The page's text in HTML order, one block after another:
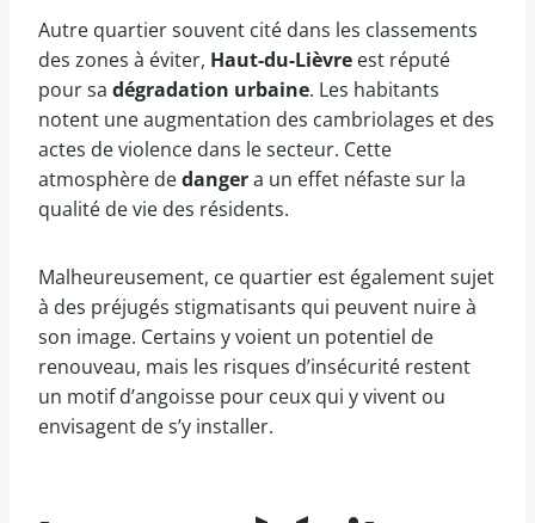
Autre quartier souvent cité dans les classements
des zones à éviter, Haut-du-Lièvre est réputé
pour sa dégradation urbaine. Les habitants
notent une augmentation des cambriolages et des
actes de violence dans le secteur. Cette
atmosphère dedangera un effet néfaste sur la
qualité de vie des résidents.
Malheureusement, ce quartier est également sujet
à des préjugés stigmatisants qui peuvent nuire à
son image. Certains y voient un potentiel de
renouveau, mais les risques d’insécurité restent
un motif d’angoisse pour ceux qui y vivent ou
envisagent de s’y installer.